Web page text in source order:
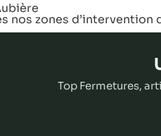
nos zones d’intervention
Top Fermetures,